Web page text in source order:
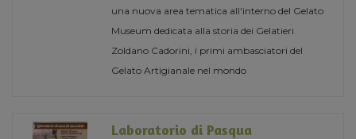
una nuova area tematica all'interno del Gelato
Museum dedicata alla storia dei Gelatieri
Zoldano Cadorini, i primi ambasciatori del
Gelato Artigianale nel mondo
Laboratorio di Pasqua